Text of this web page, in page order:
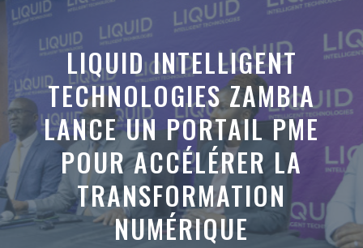
LIQUID INTELLIGENT
TECHNOLOGIES ZAMBIA
LANCE UN PORTAIL PME
POUR ACCÉLÉRER LA
TRANSFORMATION
NUMÉRIQUE